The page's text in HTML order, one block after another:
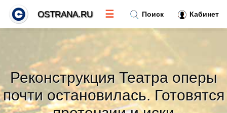
Реконструкция Театра оперы
почти остановилась. Готовятся
Поиск Кабинет
OSTRANA.RU ☰
Тренды новостей»
Рубрики»